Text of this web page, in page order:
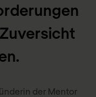
der Mentor